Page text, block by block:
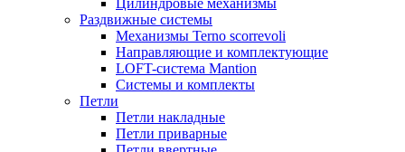
Цилиндровые механизмы
Раздвижные системы
Механизмы Terno scorrevoli
Направляющие и комплектующие
LOFT-cистема Mantion
Системы и комплекты
Петли
Петли накладные
Петли приварные